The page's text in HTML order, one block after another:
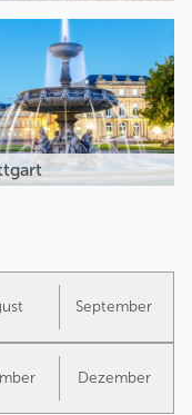
September
Dezember